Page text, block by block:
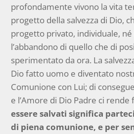
profondamente vivono la vita
progetto della salvezza di Dio,
progetto privato, individuale,
l’abbandono di quello che di
sperimentato da ora. La
Dio fatto uomo e diventato
Comunione con Lui; di
e l’Amore di Dio Padre ci
essere salvati significa
di piena comunione, e per